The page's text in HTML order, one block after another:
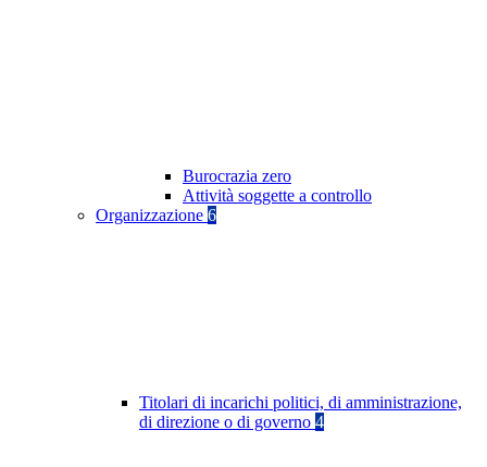
Burocrazia zero
Attività soggette a controllo
Organizzazione 6
Titolari di incarichi politici, di amministrazione,
di direzione o di governo 4